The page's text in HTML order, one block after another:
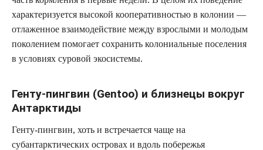
характеризуется высокой кооперативностью в колонии —
отлаженное взаимодействие между взрослыми и молодым
поколением помогает сохранить колониальные поселения
в условиях суровой экосистемы.
Генту-пингвин (Gentoo) и близнецы вокруг
Антарктиды
Генту-пингвин, хоть и встречается чаще на
субантарктических островах и вдоль побережья